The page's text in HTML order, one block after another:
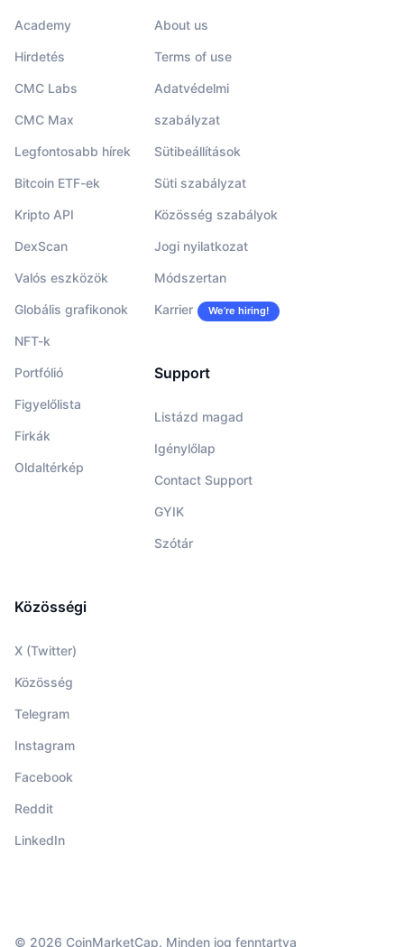
Academy
Hirdetés
CMC Labs
CMC Max
Legfontosabb hírek
Bitcoin ETF-ek
Kripto API
DexScan
Valós eszközök
Globális grafikonok
NFT-k
Portfólió
Figyelőlista
Firkák
Oldaltérkép
About us
Terms of use
Adatvédelmi
szabályzat
Sütibeállítások
Süti szabályzat
Közösség szabályok
Jogi nyilatkozat
Módszertan
Karrier We’re hiring!
Support
Listázd magad
Igénylőlap
Contact Support
GYIK
Szótár
Közösségi
X (Twitter)
Közösség
Telegram
Instagram
Facebook
Reddit
LinkedIn
© 2026 CoinMarketCap. Minden jog fenntartva